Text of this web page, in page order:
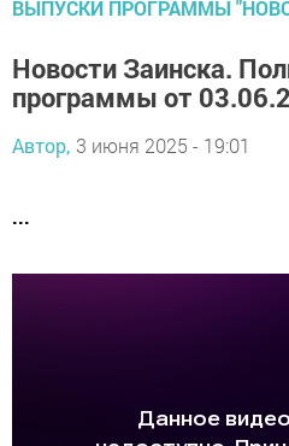
ВЫПУСКИ ПРОГРАММЫ
Новости Заинска.
программы от
Автор, 3 июня 2025 - 19:01
...